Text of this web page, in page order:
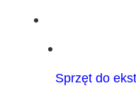
Sprzęt do